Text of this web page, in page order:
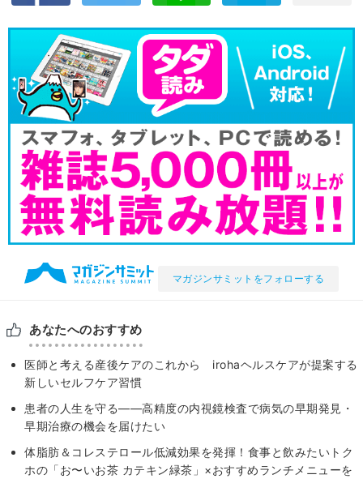
マガジンサミットをフォローする
あなたへのおすすめ
医師と考える産後ケアのこれから irohaヘルスケアが提案する
新しいセルフケア習慣
患者の人生を守る——高精度の内視鏡検査で病気の早期発見・
早期治療の機会を届けたい
体脂肪＆コレステロール低減効果を発揮！食事と飲みたいトク
ホの「お〜いお茶 カテキン緑茶」×おすすめランチメニューを